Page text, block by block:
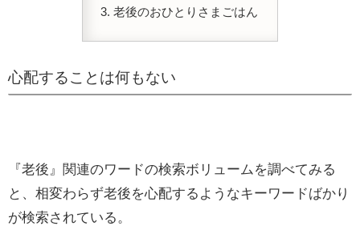
老後のおひとりさまごはん
心配することは何もない
『老後』関連のワードの検索ボリュームを調べてみる
と、相変わらず老後を心配するようなキーワードばかり
が検索されている。